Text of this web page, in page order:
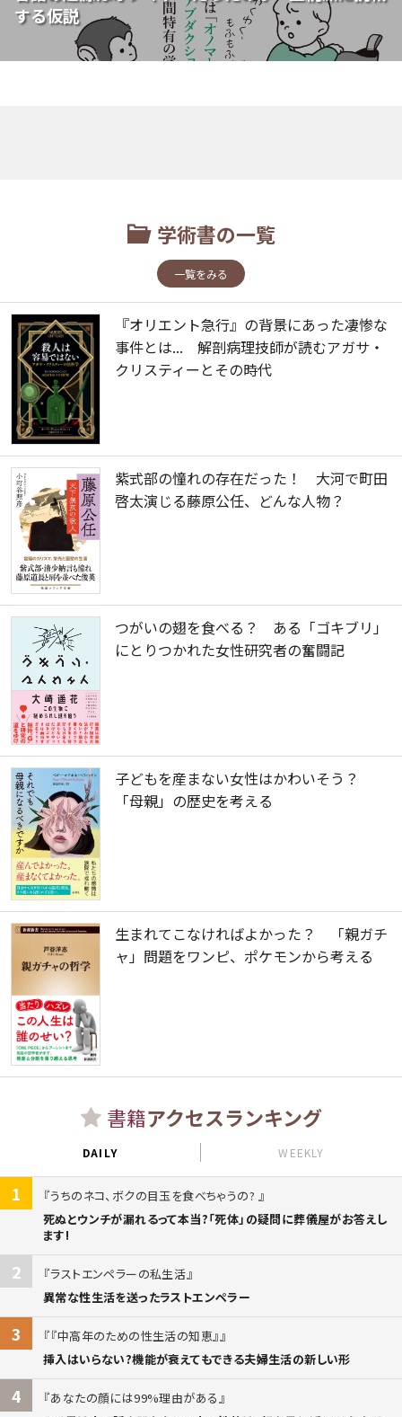
する仮説
学術書の一覧
一覧をみる
『オリエント急行』の背景にあった凄惨な
事件とは... 解剖病理技師が読むアガサ・
クリスティーとその時代
紫式部の憧れの存在だった！ 大河で町田
啓太演じる藤原公任、どんな人物？
つがいの翅を食べる？ ある「ゴキブリ」
にとりつかれた女性研究者の奮闘記
子どもを産まない女性はかわいそう？
「母親」の歴史を考える
生まれてこなければよかった？ 「親ガチ
ャ」問題をワンピ、ポケモンから考える
書籍アクセスランキング
DAILY WEEKLY
1
うちのネコ、ボクの目玉を食べちゃうの?
死ぬとウンチが漏れるって本当?「死体」の疑問に葬儀屋がお答えし
ます!
2
ラストエンペラーの私生活
異常な性生活を送ったラストエンペラー
3
『中高年のための性生活の知恵』
挿入はいらない?機能が衰えてもできる夫婦生活の新しい形
4
あなたの顔には99%理由がある